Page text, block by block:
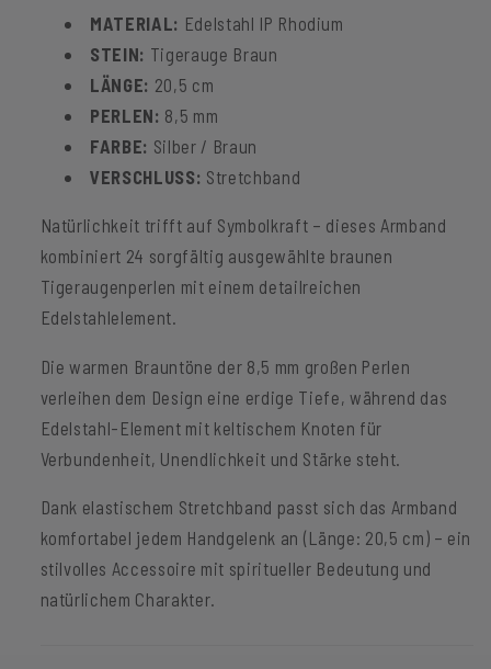
MATERIAL: Edelstahl IP Rhodium
STEIN: Tigerauge Braun
LÄNGE: 20,5 cm
PERLEN: 8,5 mm
FARBE: Silber / Braun
VERSCHLUSS: Stretchband
Natürlichkeit trifft auf Symbolkraft – dieses Armband
kombiniert 24 sorgfältig ausgewählte braunen
Tigeraugenperlen mit einem detailreichen
Edelstahlelement.
Die warmen Brauntöne der 8,5 mm großen Perlen
verleihen dem Design eine erdige Tiefe, während das
Edelstahl-Element mit keltischem Knoten für
Verbundenheit, Unendlichkeit und Stärke steht.
Dank elastischem Stretchband passt sich das Armband
komfortabel jedem Handgelenk an (Länge: 20,5 cm) – ein
stilvolles Accessoire mit spiritueller Bedeutung und
natürlichem Charakter.